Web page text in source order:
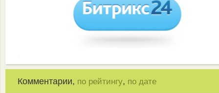
Комментарии, по рейтингу, по дате